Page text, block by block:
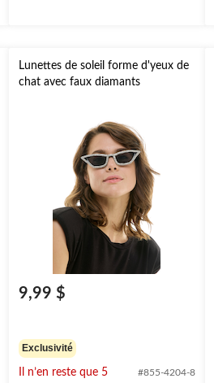
Lunettes de soleil forme d'yeux de
chat avec faux diamants
9,99 $
Exclusivité
Il n’en reste que 5 #855-4204-8